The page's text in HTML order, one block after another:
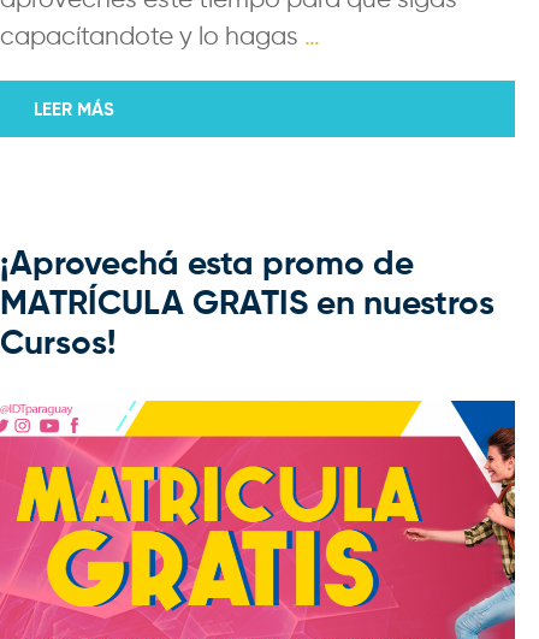
capacítandote y lo hagas …
LEER MÁS
¡Aprovechá esta promo de
MATRÍCULA GRATIS en nuestros
Cursos!